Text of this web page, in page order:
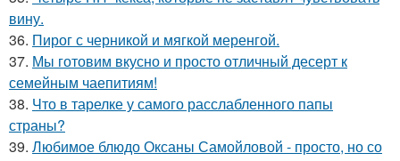
вину.
36. Пирог с черникой и мягкой меренгой.
37. Мы готовим вкусно и просто отличный десерт к
семейным чаепитиям!
38. Что в тарелке у самого расслабленного папы
страны?
39. Любимое блюдо Оксаны Самойловой - просто, но со